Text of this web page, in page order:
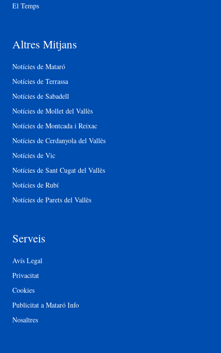
El Temps
Altres Mitjans
Notícies de Mataró
Notícies de Terrassa
Notícies de Sabadell
Notícies de Mollet del Vallès
Notícies de Montcada i Reixac
Notícies de Cerdanyola del Vallès
Notícies de Vic
Notícies de Sant Cugat del Vallès
Notícies de Rubí
Notícies de Parets del Vallès
Serveis
Avís Legal
Privacitat
Cookies
Publicitat a Mataró Info
Nosaltres